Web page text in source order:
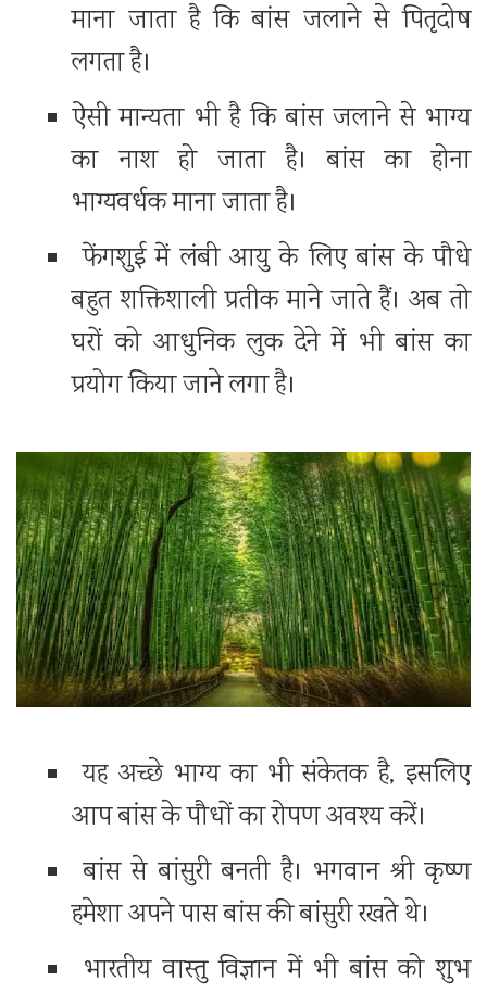
माना जाता है कि बांस जलाने से पितृदोष
लगता है।
ऐसी मान्यता भी है कि बांस जलाने से भाग्य
का नाश हो जाता है। बांस का होना
भाग्यवर्धक माना जाता है।
फेंगशुई में लंबी आयु के लिए बांस के पौधे
बहुत शक्तिशाली प्रतीक माने जाते हैं। अब तो
घरों को आधुनिक लुक देने में भी बांस का
प्रयोग किया जाने लगा है।
यह अच्छे भाग्य का भी संकेतक है, इसलिए
आप बांस के पौधों का रोपण अवश्य करें।
बांस से बांसुरी बनती है। भगवान श्री कृष्ण
हमेशा अपने पास बांस की बांसुरी रखते थे।
भारतीय वास्तु विज्ञान में भी बांस को शुभ